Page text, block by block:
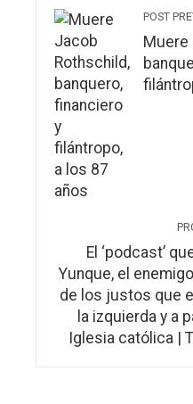
POST
Muere
El ‘podcast’
Yunque, el
de los justos que
la izquierda y a
Iglesia católica |